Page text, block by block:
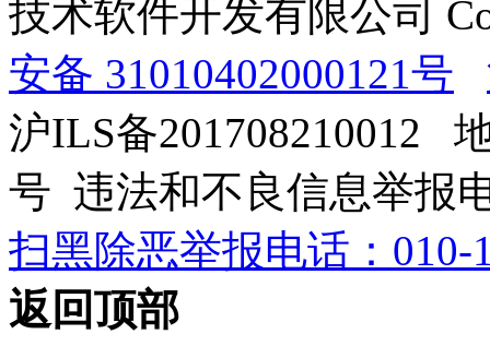
技术软件开发有限公司
安备 31010402000121号
沪ILS备201708210012
号 违法和不良信息举报
扫黑除恶举报电话：010-
返回顶部